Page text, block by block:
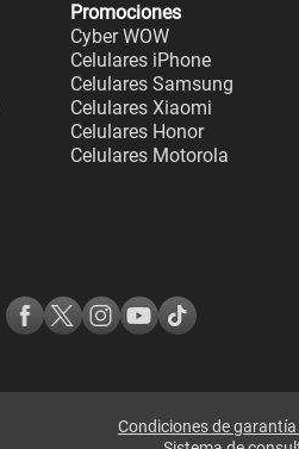
Promociones
Cyber WOW
Celulares iPhone
Celulares Samsung
Celulares Xiaomi
Celulares Honor
Celulares Motorola
Condiciones de